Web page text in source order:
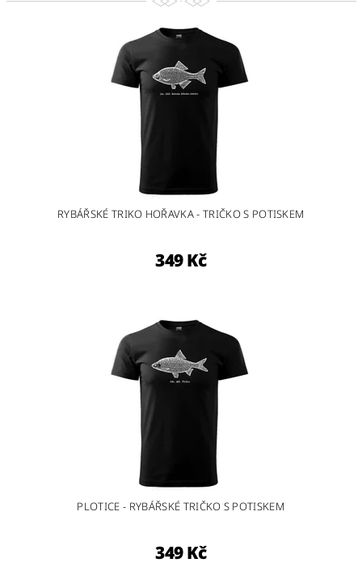
RYBÁŘSKÉ TRIKO HOŘAVKA - TRIČKO S POTISKEM
349 Kč
PLOTICE - RYBÁŘSKÉ TRIČKO S POTISKEM
349 Kč